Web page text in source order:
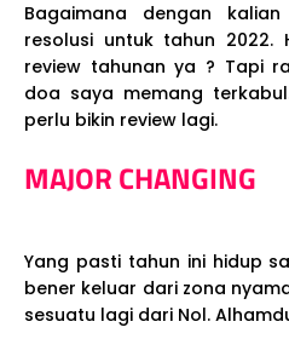
Bagaimana dengan
resolusi untuk tahun 2022.
review tahunan ya ? Tapi
doa saya memang
perlu bikin review lagi.
MAJOR CHANGING
Yang pasti tahun ini hidup
bener keluar dari zona
sesuatu lagi dari Nol.